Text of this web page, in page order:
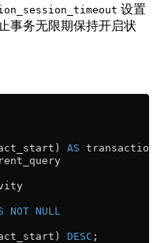
设置
事务无限期保持开启状
AS
NOT NULL
DESC ;